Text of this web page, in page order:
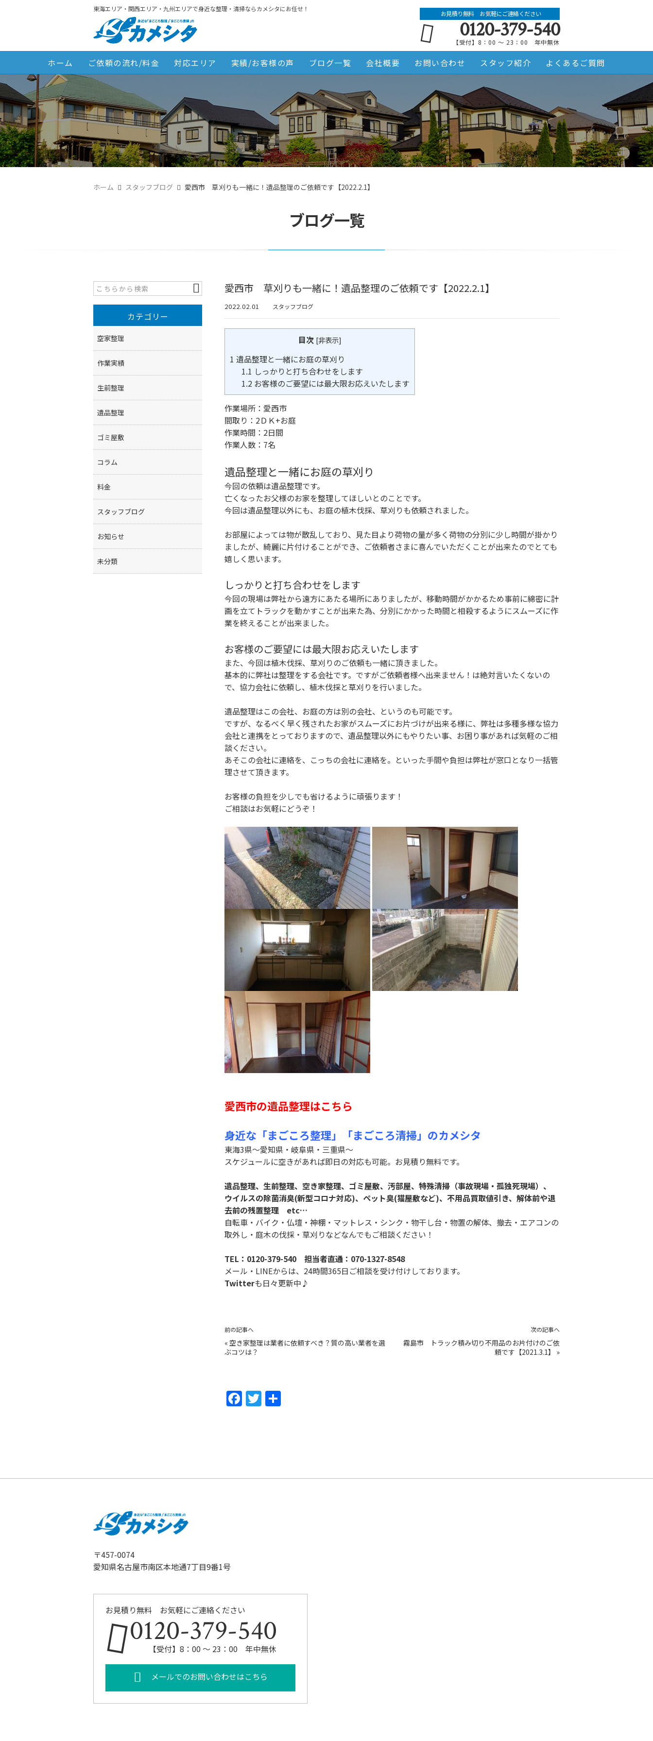
東海エリア・関西エリア・九州エリアで身近な整理・清掃ならカメシタにお任せ！
お見積り無料 お気軽にご連絡ください
0120-379-540
【受付】8：00 ～ 23：00 年中無休
ホーム ご依頼の流れ/料金 対応エリア 実績/お客様の声 ブログ一覧 会社概要 お問い合わせ スタッフ紹介 よくあるご質問
ホーム スタッフブログ 愛西市 草刈りも一緒に！遺品整理のご依頼です【2022.2.1】
ブログ一覧
愛西市 草刈りも一緒に！遺品整理のご依頼です【2022.2.1】
2022.02.01 スタッフブログ
目次 [非表示]
1 遺品整理と一緒にお庭の草刈り
1.1 しっかりと打ち合わせをします
1.2 お客様のご要望には最大限お応えいたします
作業場所：愛西市
間取り：2ＤＫ+お庭
作業時間：2日間
作業人数：7名
遺品整理と一緒にお庭の草刈り
今回の依頼は遺品整理です。
亡くなったお父様のお家を整理してほしいとのことです。
今回は遺品整理以外にも、お庭の植木伐採、草刈りも依頼されました。
お部屋によっては物が散乱しており、見た目より荷物の量が多く荷物の分別に少し時間が掛かり
ましたが、綺麗に片付けることができ、ご依頼者さまに喜んでいただくことが出来たのでとても
嬉しく思います。
しっかりと打ち合わせをします
今回の現場は弊社から遠方にあたる場所にありましたが、移動時間がかかるため事前に綿密に計
画を立てトラックを動かすことが出来た為、分別にかかった時間と相殺するようにスムーズに作
業を終えることが出来ました。
お客様のご要望には最大限お応えいたします
また、今回は植木伐採、草刈りのご依頼も一緒に頂きました。
基本的に弊社は整理をする会社です。ですがご依頼者様へ出来ません！は絶対言いたくないの
で、協力会社に依頼し、植木伐採と草刈りを行いました。
遺品整理はこの会社、お庭の方は別の会社、というのも可能です。
ですが、なるべく早く残されたお家がスムーズにお片づけが出来る様に、弊社は多種多様な協力
会社と連携をとっておりますので、遺品整理以外にもやりたい事、お困り事があれば気軽のご相
談ください。
あそこの会社に連絡を、こっちの会社に連絡を。といった手間や負担は弊社が窓口となり一括管
理させて頂きます。
お客様の負担を少しでも省けるように頑張ります！
ご相談はお気軽にどうぞ！
愛西市の遺品整理はこちら
身近な「まごころ整理」「まごころ清掃」のカメシタ
東海3県～愛知県・岐阜県・三重県～
スケジュールに空きがあれば即日の対応も可能。お見積り無料です。
遺品整理、生前整理、空き家整理、ゴミ屋敷、汚部屋、特殊清掃（事故現場・孤独死現場）、
ウイルスの除菌消臭(新型コロナ対応)、ペット臭(猫屋敷など)、不用品買取値引き、解体前や退
去前の残置整理 etc…
自転車・バイク・仏壇・神棚・マットレス・シンク・物干し台・物置の解体、撤去・エアコンの
取外し・庭木の伐採・草刈りなどなんでもご相談ください！
TEL： 0120-379-540 担当者直通： 070-1327-8548
メール・LINEからは、24時間365日ご相談を受け付けしております。
Twitterも日々更新中♪
前の記事へ
« 空き家整理は業者に依頼すべき？質の高い業者を選
ぶコツは？
次の記事へ
霧島市 トラック積み切り不用品のお片付けのご依
頼です【2021.3.1】
»
F
o
T
カテゴリー
空家整理
作業実績
生前整理
遺品整理
ゴミ屋敷
コラム
料金
スタッフブログ
お知らせ
未分類
〒457-0074
愛知県名古屋市南区本地通7丁目9番1号
お見積り無料 お気軽にご連絡ください
0120-379-540
【受付】8：00 ～ 23：00 年中無休
メールでのお問い合わせはこちら